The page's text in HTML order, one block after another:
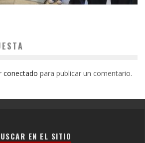
conectado para publicar un comentario.
EN EL SITIO